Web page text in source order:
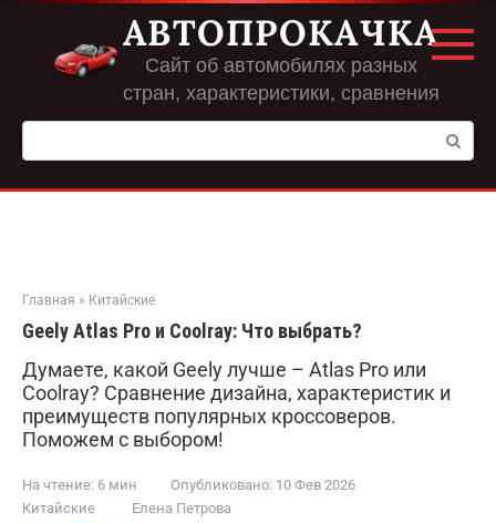
Перейти
контенту
АВТОПРОКАЧКА
Сайт об автомобилях разных
стран, характеристики, сравнения
Поиск:
Главная » Китайские
Geely Atlas Pro и Coolray: Что выбрать?
Думаете, какой Geely лучше – Atlas Pro или
Coolray? Сравнение дизайна, характеристик и
преимуществ популярных кроссоверов.
Поможем с выбором!
На чтение: 6 мин Опубликовано: 10 Фев 2026
Китайские
Елена Петрова